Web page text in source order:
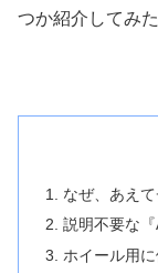
つか紹介してみ
なぜ、あえ
説明不要な
ホイール用